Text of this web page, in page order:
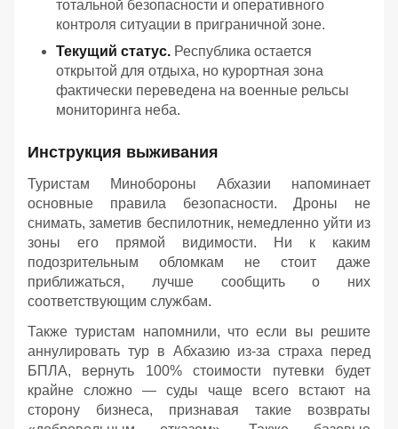
тотальной безопасности и оперативного
контроля ситуации в приграничной зоне.
Текущий статус. Республика остается
открытой для отдыха, но курортная зона
фактически переведена на военные рельсы
мониторинга неба.
Инструкция выживания
Туристам Минобороны Абхазии напоминает
основные правила безопасности. Дроны не
снимать, заметив беспилотник, немедленно уйти из
зоны его прямой видимости. Ни к каким
подозрительным обломкам не стоит даже
приближаться, лучше сообщить о них
соответствующим службам.
Также туристам напомнили, что если вы решите
аннулировать тур в Абхазию из-за страха перед
БПЛА, вернуть 100% стоимости путевки будет
крайне сложно — суды чаще всего встают на
сторону бизнеса, признавая такие возвраты